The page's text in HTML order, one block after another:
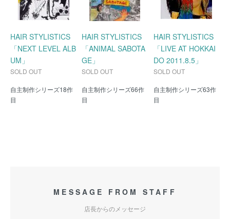
HAIR STYLISTICS
「NEXT LEVEL ALB
UM」
SOLD OUT
自主制作シリーズ18作
目
HAIR STYLISTICS
「ANIMAL SABOTA
GE」
SOLD OUT
自主制作シリーズ66作
目
HAIR STYLISTICS
「LIVE AT HOKKAI
DO 2011.8.5」
SOLD OUT
自主制作シリーズ63作
目
MESSAGE FROM STAFF
店長からのメッセージ